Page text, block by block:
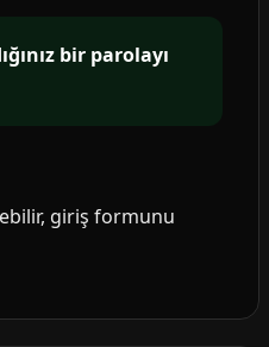
bir parolayı
giriş formunu